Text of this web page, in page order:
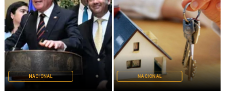
NACIONAL NACIONAL